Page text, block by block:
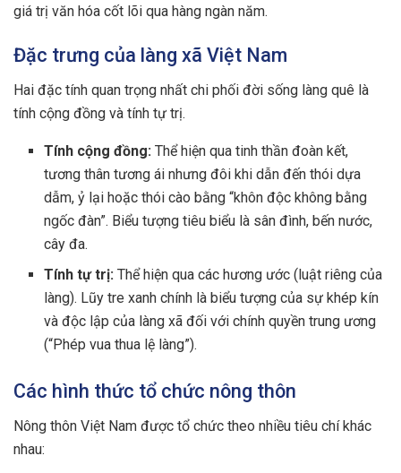
giá trị văn hóa cốt lõi qua hàng ngàn năm.
Đặc trưng của làng xã Việt Nam
Hai đặc tính quan trọng nhất chi phối đời sống làng quê là
tính cộng đồng và tính tự trị.
Tính cộng đồng: Thể hiện qua tinh thần đoàn kết,
tương thân tương ái nhưng đôi khi dẫn đến thói dựa
dẫm, ỷ lại hoặc thói cào bằng “khôn độc không bằng
ngốc đàn”. Biểu tượng tiêu biểu là sân đình, bến nước,
cây đa.
Tính tự trị: Thể hiện qua các hương ước (luật riêng của
làng). Lũy tre xanh chính là biểu tượng của sự khép kín
và độc lập của làng xã đối với chính quyền trung ương
(“Phép vua thua lệ làng”).
Các hình thức tổ chức nông thôn
Nông thôn Việt Nam được tổ chức theo nhiều tiêu chí khác
nhau: